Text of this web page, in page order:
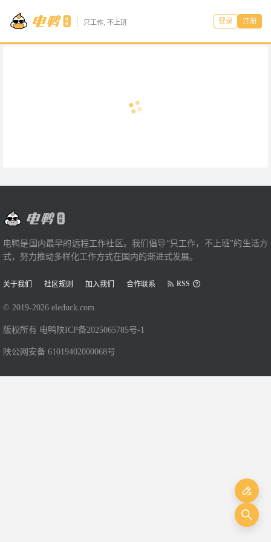
只工作, 不上班 登录 注册
电鸭是国内最早的远程工作社区。我们倡导“只工作，不上班”的生活方
式，努力推动多样化工作方式在国内的渐进式发展。
关于我们 社区规则 加入我们 合作联系 RSS
© 2019-2026 eleduck.com
版权所有 电鸭 陕ICP备2025065785号-1
陕公网安备 61019402000068号